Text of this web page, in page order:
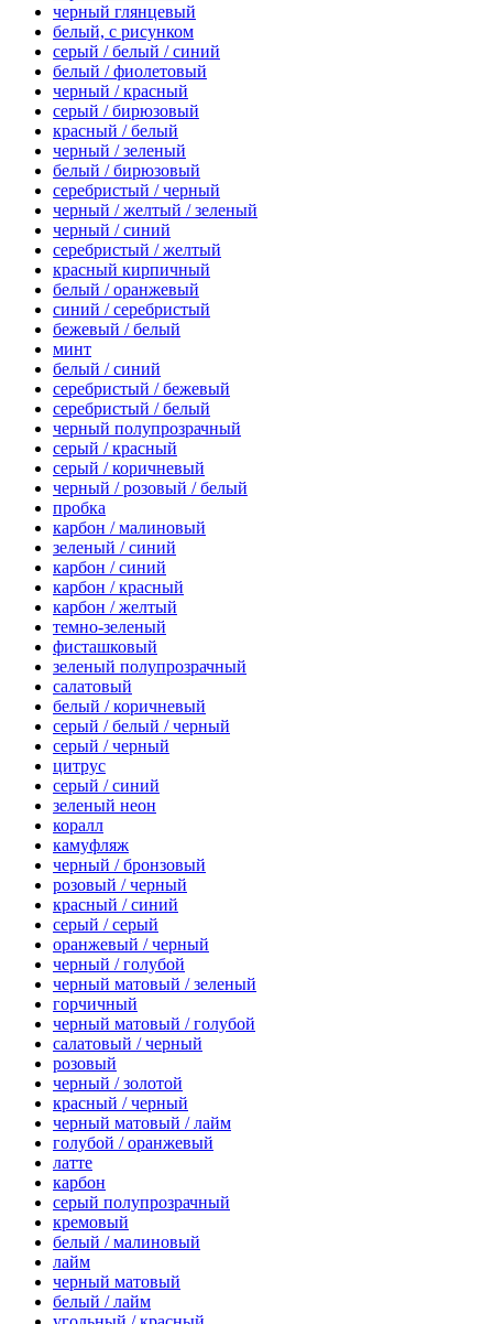
черный глянцевый
белый, с рисунком
серый / белый / синий
белый / фиолетовый
черный / красный
серый / бирюзовый
красный / белый
черный / зеленый
белый / бирюзовый
серебристый / черный
черный / желтый / зеленый
черный / синий
серебристый / желтый
красный кирпичный
белый / оранжевый
синий / серебристый
бежевый / белый
минт
белый / синий
серебристый / бежевый
серебристый / белый
черный полупрозрачный
серый / красный
серый / коричневый
черный / розовый / белый
пробка
карбон / малиновый
зеленый / синий
карбон / синий
карбон / красный
карбон / желтый
темно-зеленый
фисташковый
зеленый полупрозрачный
салатовый
белый / коричневый
серый / белый / черный
серый / черный
цитрус
серый / синий
зеленый неон
коралл
камуфляж
черный / бронзовый
розовый / черный
красный / синий
серый / серый
оранжевый / черный
черный / голубой
черный матовый / зеленый
горчичный
черный матовый / голубой
салатовый / черный
розовый
черный / золотой
красный / черный
черный матовый / лайм
голубой / оранжевый
латте
карбон
серый полупрозрачный
кремовый
белый / малиновый
лайм
черный матовый
белый / лайм